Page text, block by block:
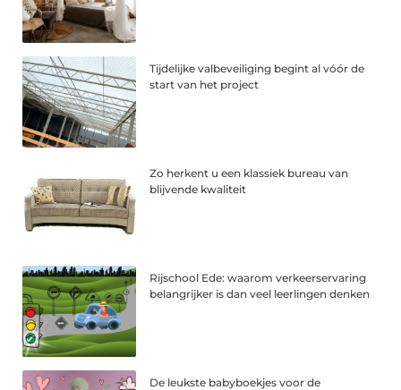
Tijdelijke valbeveiliging begint al vóór de
start van het project
Zo herkent u een klassiek bureau van
blijvende kwaliteit
Rijschool Ede: waarom verkeerservaring
belangrijker is dan veel leerlingen denken
De leukste babyboekjes voor de